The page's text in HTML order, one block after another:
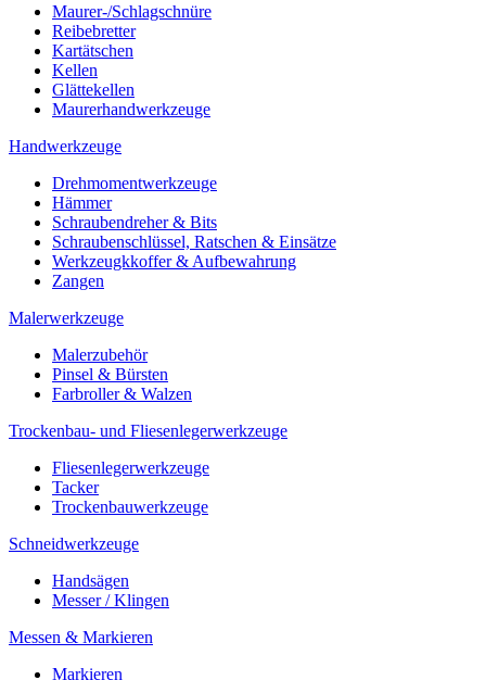
Maurer-/Schlagschnüre
Reibebretter
Kartätschen
Kellen
Glättekellen
Maurerhandwerkzeuge
Handwerkzeuge
Drehmomentwerkzeuge
Hämmer
Schraubendreher & Bits
Schraubenschlüssel, Ratschen & Einsätze
Werkzeugkkoffer & Aufbewahrung
Zangen
Malerwerkzeuge
Malerzubehör
Pinsel & Bürsten
Farbroller & Walzen
Trockenbau- und Fliesenlegerwerkzeuge
Fliesenlegerwerkzeuge
Tacker
Trockenbauwerkzeuge
Schneidwerkzeuge
Handsägen
Messer / Klingen
Messen & Markieren
Markieren